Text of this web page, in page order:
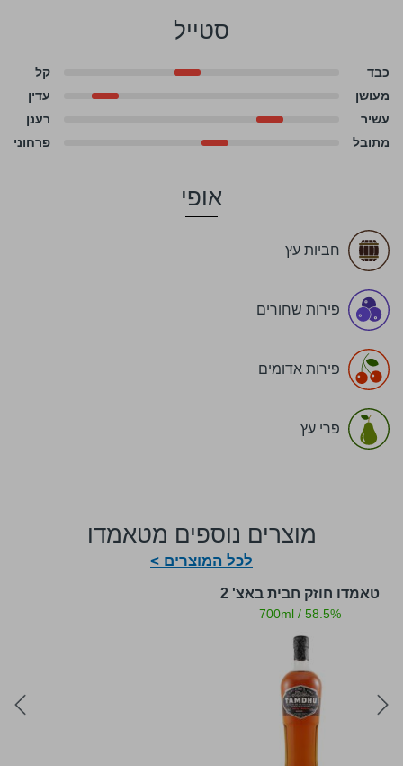
סטייל
כבד
קל
מעושן
עדין
עשיר
רענן
מתובל
פרחוני
אופי
חביות עץ
פירות שחורים
פירות אדומים
פרי עץ
מוצרים נוספים מטאמדו
לכל המוצרים >
טאמדו חוזק חבית באצ' 2
700ml / 58.5%